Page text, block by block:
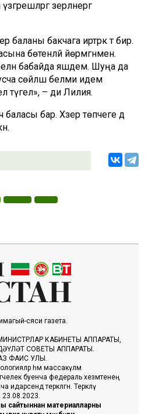
әзерләнергә
баланы бакчага иртәрәк тә бирә.
бөтенләй йөрмәгәнмен.
бабайда яшәдем. Шуңа да
сөйләшә белми идем
түгел», – ди Лилия.
бар. Хәзер төпчеге дә
сәяси газета.
КАБИНЕТЫ АППАРАТЫ,
СОВЕТЫ АППАРАТЫ.
ФАИС УЛЫ.
һәм массакүләм
буенча федераль хезмәтенең
теркәлгән. Теркәлү
сайтыннан материалларны